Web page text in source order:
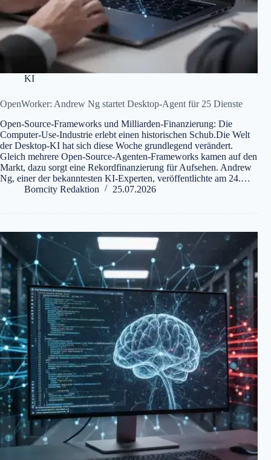
KI
OpenWorker: Andrew Ng startet Desktop-Agent für 25 Dienste
Open-Source-Frameworks und Milliarden-Finanzierung: Die
Computer-Use-Industrie erlebt einen historischen Schub.Die Welt
der Desktop-KI hat sich diese Woche grundlegend verändert.
Gleich mehrere Open-Source-Agenten-Frameworks kamen auf den
Markt, dazu sorgt eine Rekordfinanzierung für Aufsehen. Andrew
Ng, einer der bekanntesten KI-Experten, veröffentlichte am 24.…
Borncity Redaktion
25.07.2026